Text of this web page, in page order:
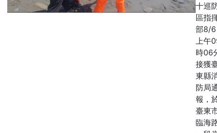
十巡
區指
部8/
上午
時06
接獲
東縣
防局
報，
臺東
臨海